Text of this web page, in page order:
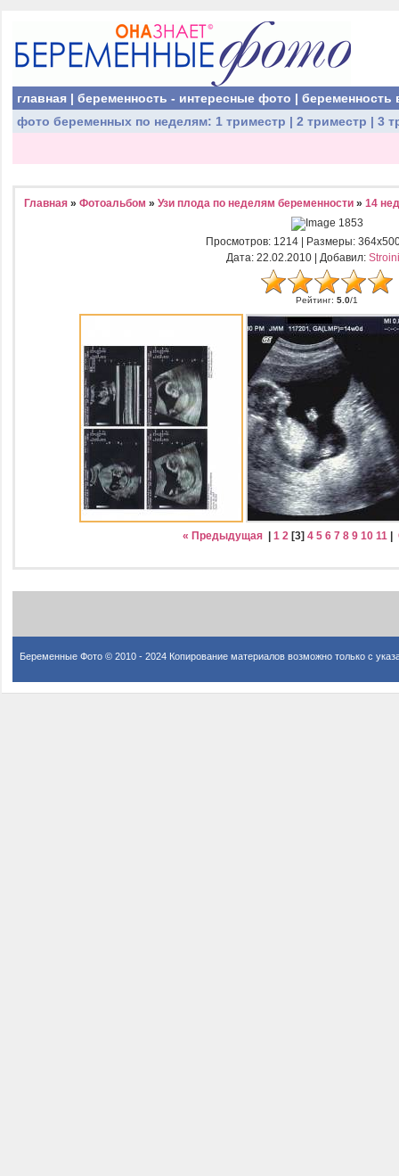
главная | беременность - интересные фото | беременность
фото беременных по неделям: 1 триместр | 2 триместр | 3
Главная » Фотоальбом » Узи плода по неделям беременности » 14
Просмотров: 1214 | Размеры:
Дата: 22.02.2010 | Добавил:
Рейтинг: 5.0/1
« Предыдущая 1 2 [3] 4 5 6 7 8 9 10 11
Беременные Фото © 2010 - 2024 Копирование материалов возможно только с